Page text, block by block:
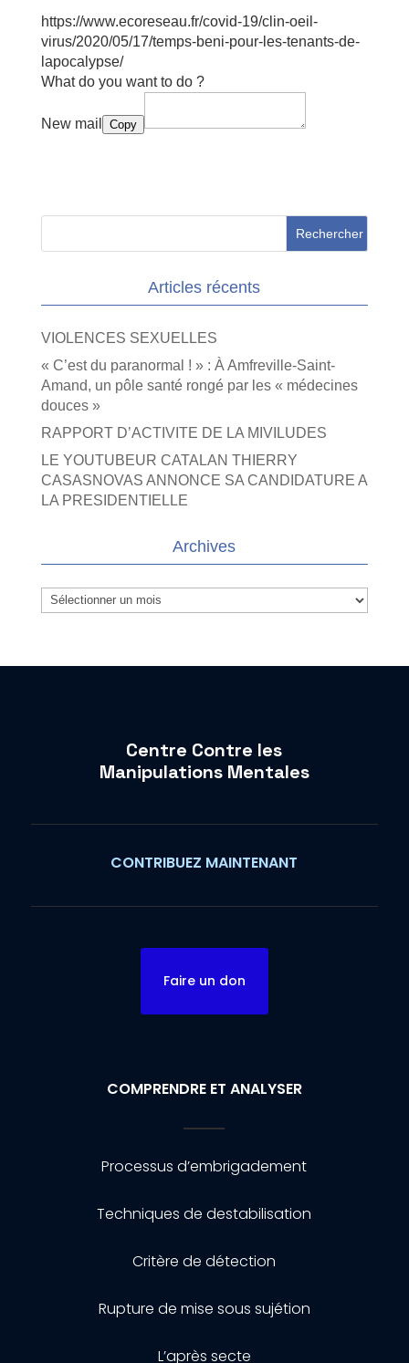
https://www.ecoreseau.fr/covid-19/clin-oeil-
virus/2020/05/17/temps-beni-pour-les-tenants-de-
lapocalypse/
What do you want to do ?
New mail Copy
Articles récents
VIOLENCES SEXUELLES
« C’est du paranormal ! » : À Amfreville-Saint-
Amand, un pôle santé rongé par les « médecines
douces »
RAPPORT D’ACTIVITE DE LA MIVILUDES
LE YOUTUBEUR CATALAN THIERRY
CASASNOVAS ANNONCE SA CANDIDATURE A
LA PRESIDENTIELLE
Archives
Archives
Centre Contre les
Manipulations Mentales
CONTRIBUEZ MAINTENANT
Faire un don
COMPRENDRE ET ANALYSER
Processus d’embrigadement
Techniques de destabilisation
Critère de détection
Rupture de mise sous sujétion
L’après secte